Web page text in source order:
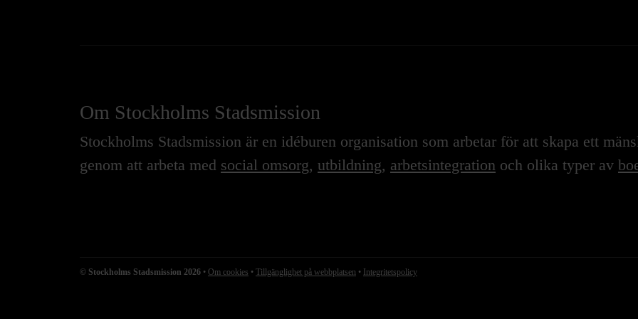
Om Stockholms Stadsmission
Stockholms Stadsmission är en idéburen organisation som arbetar för att skapa ett
genom att arbeta med social omsorg, utbildning, arbetsintegration och olika typer av
© Stockholms Stadsmission 2026 • Om cookies • Tillgänglighet på webbplatsen • Integritetspolicy